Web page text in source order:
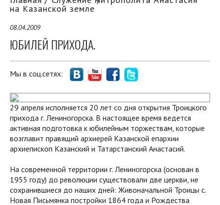
на Казанской земле
08.04.2009
ЮБИЛЕЙ ПРИХОДА.
Мы в соц.сетях:
29 апреля исполняется 20 лет со дня открытия Троицкого
прихода г. Лениногорска. В настоящее время ведется
активная подготовка к юбилейным торжествам, которые
возглавит правящий архиерей Казанской епархии
архиепископ Казанский и Татарстанский Анастасий.
На современной территории г. Лениногорска (основан в
1955 году) до революции существовали две церкви, не
сохранившиеся до наших дней: Живоначальной Троицы с.
Новая Письмянка постройки 1864 года и Рождества